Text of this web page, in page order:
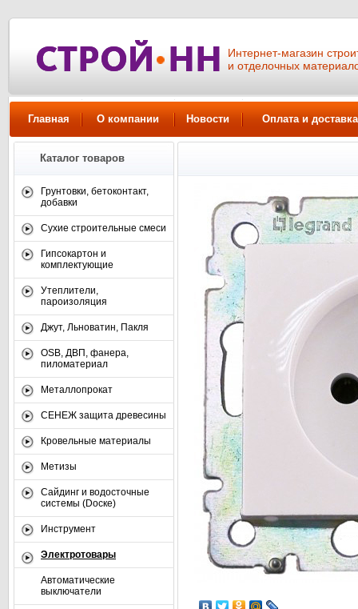
Интернет-магазин
и отделочных
Главная О компании Новости Оплата и доставка
Каталог товаров
Грунтовки, бетоконтакт,
добавки
Сухие строительные смеси
Гипсокартон и
комплектующие
Утеплители,
пароизоляция
Джут, Льноватин, Пакля
OSB, ДВП, фанера,
пиломатериал
Металлопрокат
СЕНЕЖ защита древесины
Кровельные материалы
Метизы
Сайдинг и водосточные
системы (Dоске)
Инструмент
Электротовары
Автоматические
выключатели